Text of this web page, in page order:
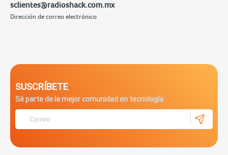
sclientes@radioshack.com.mx
Dirección de correo electrónico
SUSCRÍBETE
Sé parte de la mejor comunidad en tecnología